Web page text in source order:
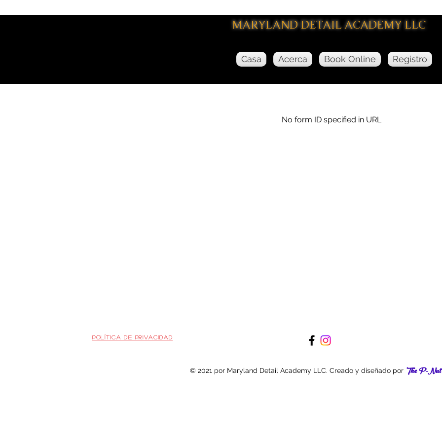
MARYLAND DETAIL ACADEMY LLC
Casa Acerca Book Online Registro
No form ID specified in URL
Política de privacidad
© 2021 por Maryland Detail Academy LLC. Creado y diseñado por The P-Nut